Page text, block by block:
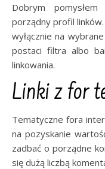
Dobrym
porządny profil
wyłącznie na
postaci filtra albo
linkowania.
Linki z for
Tematyczne fora
na pozyskanie
zadbać o porządne
się dużą liczbą